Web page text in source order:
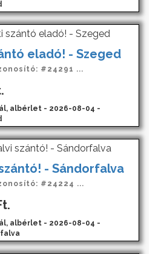
eladó! - Szeged
#24291 ...
albérlet - 2026-08-04 -
- Sándorfalva
#24224 ...
albérlet - 2026-08-04 -